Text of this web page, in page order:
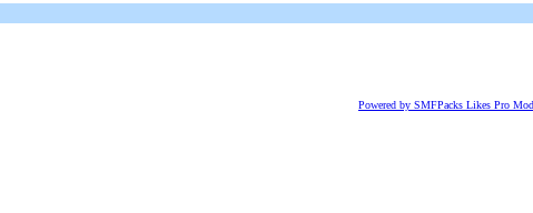
Powered by SMFPacks Likes Pro Mod